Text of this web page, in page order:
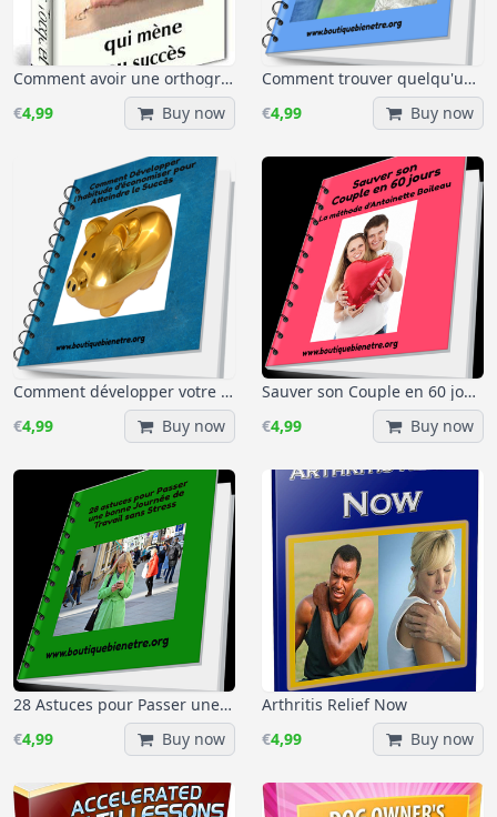
Comment avoir une orthographe qui mène au Succès
€4,99 Buy now
Comment trouver quelqu'un à aimer
€4,99 Buy now
Comment développer votre Habitude d'économiser pour Atteindre le Succès. de Napoléon Hill
€4,99 Buy now
Sauver son Couple en 60 jours
€4,99 Buy now
28 Astuces pour Passer une Journée de Travail sans Stress
€4,99 Buy now
Arthritis Relief Now
€4,99 Buy now